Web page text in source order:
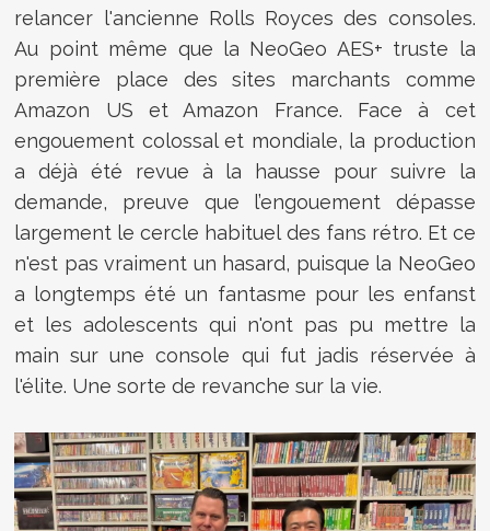
relancer l'ancienne Rolls Royces des consoles.
Au point même que la NeoGeo AES+ truste la
première place des sites marchants comme
Amazon US et Amazon France. Face à cet
engouement colossal et mondiale, la production
a déjà été revue à la hausse pour suivre la
demande, preuve que l’engouement dépasse
largement le cercle habituel des fans rétro. Et ce
n'est pas vraiment un hasard, puisque la NeoGeo
a longtemps été un fantasme pour les enfanst
et les adolescents qui n'ont pas pu mettre la
main sur une console qui fut jadis réservée à
l'élite. Une sorte de revanche sur la vie.